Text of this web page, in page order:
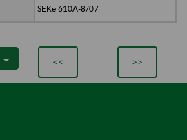
SEKe 610A-8/07
<< >>